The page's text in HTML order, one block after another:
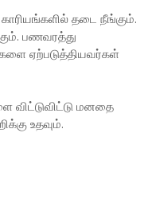
தடை நீங்கும்.
பணவரத்து
ஏற்படுத்தியவர்கள்
மனதை
உதவும்.